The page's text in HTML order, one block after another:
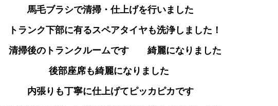
馬毛ブラシで清掃・仕上げを行いました
トランク下部に有るスペアタイヤも洗浄しました！
清掃後のトランクルームです 綺麗になりました
後部座席も綺麗になりました
内張りも丁寧に仕上げてピッカピカです